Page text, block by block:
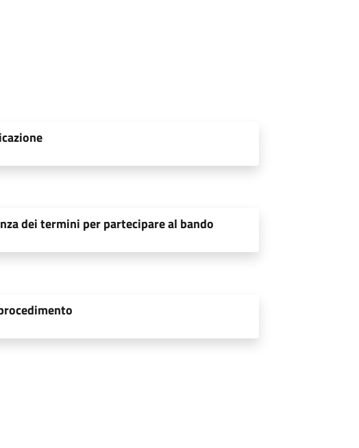
dei termini per partecipare al bando